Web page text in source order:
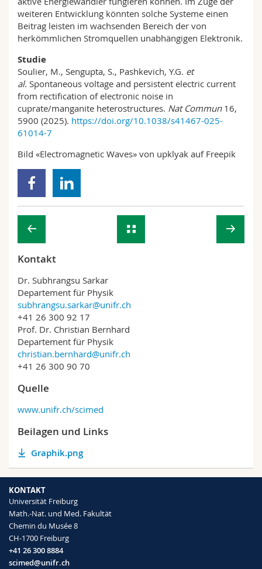
weiteren Entwicklung könnten solche Systeme einen
Beitrag leisten im wachsenden Bereich der von
herkömmlichen Stromquellen unabhängigen Elektronik.
Studie
Soulier, M., Sengupta, S., Pashkevich, Y.G. et
al. Spontaneous voltage and persistent electric current
from rectification of electronic noise in
cuprate/manganite heterostructures. Nat Commun16,
5900 (2025). https://doi.org/10.1038/s41467-025-
61014-7
Bild «Electromagnetic Waves» von upklyak auf Freepik
Kontakt
Dr. Subhrangsu Sarkar
Departement für Physik
subhrangsu.sarkar@unifr.ch
+41 26 300 92 17
Prof. Dr. Christian Bernhard
Departement für Physik
christian.bernhard@unifr.ch
+41 26 300 90 70
Quelle
www.unifr.ch/scimed
Beilagen und Links
Graphik.png
KONTAKT
Universität Freiburg
Math.-Nat. und Med. Fakultät
Chemin du Musée 8
CH-1700 Freiburg
+41 26 300 8884
scimed@unifr.ch